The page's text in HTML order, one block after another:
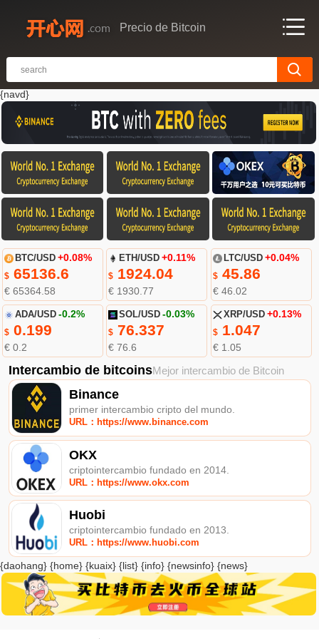
Precio de Bitcoin
{navd}
BTC/USD +0.08%
$65136.6
€ 65364.58
ETH/USD +0.11%
$ 1924.04
€ 1930.77
LTC/USD +0.04%
$45.86
€ 46.02
ADA/USD -0.2%
$0.199
€ 0.2
SOL/USD -0.03%
$ 76.337
€ 76.6
XRP/USD +0.13%
$1.047
€ 1.05
Intercambio de bitcoinsMejor intercambio de Bitcoin
Binance
primer intercambio cripto del mundo.
URL：https://www.binance.com
OKX
criptointercambio fundado en 2014.
URL：https://www.okx.com
Huobi
criptointercambio fundado en 2013.
URL：https://www.huobi.com
{daohang} {home} {kuaix} {list} {info} {newsinfo} {news}